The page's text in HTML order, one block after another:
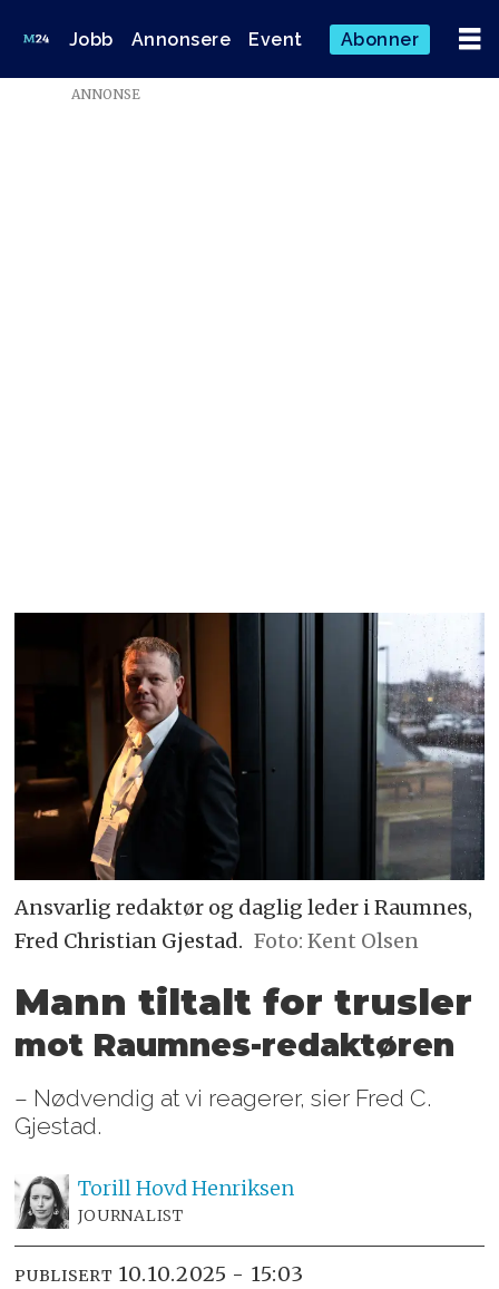
Jobb Annonsere Event Abonner
ANNONSE
Ansvarlig redaktør og daglig leder i Raumnes,
Fred Christian Gjestad. Foto: Kent Olsen
Mann tiltalt for trusler
mot Raumnes-redaktøren
– Nødvendig at vi reagerer, sier Fred C.
Gjestad.
Torill HovdHenriksen
JOURNALIST
PUBLISERT 10.10.2025 - 15:03